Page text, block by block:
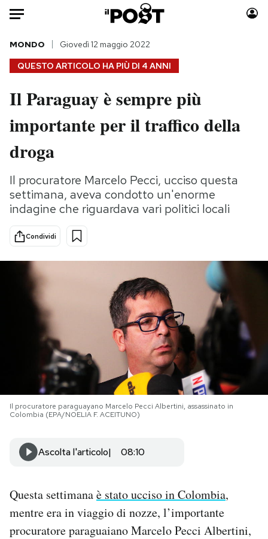
Auto
HOME
Italia
Politica
Tecnologia
Scienza
Cultura
Sport
Moda
Consumismi
Media
Europa
I MIEI PREFERITI
SHOP
CALENDARIO
AREA PERSONALE
Area Personale
Newsletter
QUESTO ARTICOLO HA PIÙ DI 4 ANNI
MONDO Giovedì 12 maggio 2022
Il Paraguay è sempre più
importante per il traffico della
droga
Il procuratore Marcelo Pecci, ucciso questa
settimana, aveva condotto un'enorme
indagine che riguardava vari politici locali
Condividi
Il procuratore paraguayano Marcelo Pecci Albertini, assassinato in
Colombia (EPA/NOELIA F. ACEITUNO)
Ascolta l'articolo 08:10
Questa settimanaè stato ucciso in Colombia,
mentre era in viaggio di nozze, l’importante
procuratore paraguaiano Marcelo Pecci Albertini,